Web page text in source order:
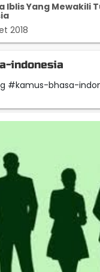
Iblis Yang Mewakili
2018
indonesia
#kamus-bhasa-